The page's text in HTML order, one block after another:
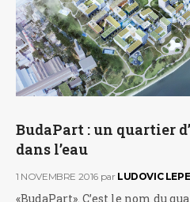
BudaPart : un quartier
dans l’eau
1 NOVEMBRE 2016 par LUDOVIC
«BudaPart». C’est le nom du